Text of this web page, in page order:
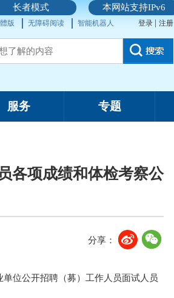
本网站支持IPv6
长者模式
版 无障碍阅读 智能机器人 登录 | 注册
服务 专题
各项成绩和体检考察公
分享：
位公开招聘（募）工作人员面试人员